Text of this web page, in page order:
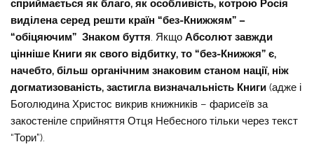
сприймається як благо, як особливість, котрою Росія
виділена серед решти країн “без-Книжжям” –
“обіцяючим” Знаком буття. ЯкщоАбсолют завжди
цінніше Книги як свого відбитку, то “без-Книжжя” є,
начебто, більш органічним знаковим станом нації, ніж
догматизованість, застигла визначальність Книги(адже і
Боголюдина Христос викрив книжників – фарисеїв за
закостеніле сприйняття Отця Небесного тільки через текст
“Тори”).